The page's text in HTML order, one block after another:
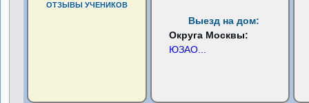
ОТЗЫВЫ УЧЕНИКОВ
Выезд на дом:
Округа Москвы:
ЮЗАО